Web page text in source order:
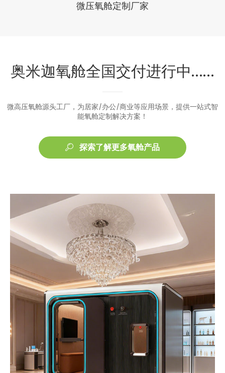
微压氧舱定制厂家
奥米迦氧舱全国交付进行中……
微高压氧舱源头工厂，为居家/办公/商业等应用场景，提供一站式智
能氧舱定制解决方案！
探索了解更多氧舱产品